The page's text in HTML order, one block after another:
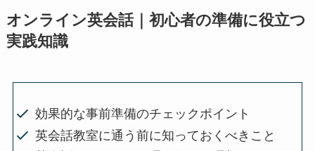
オンライン英会話｜初心者の準備に役立つ
実践知識
効果的な事前準備のチェックポイント
英会話教室に通う前に知っておくべきこと